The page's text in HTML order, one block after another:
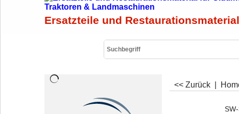
Ersatzteile und
<< Zurück